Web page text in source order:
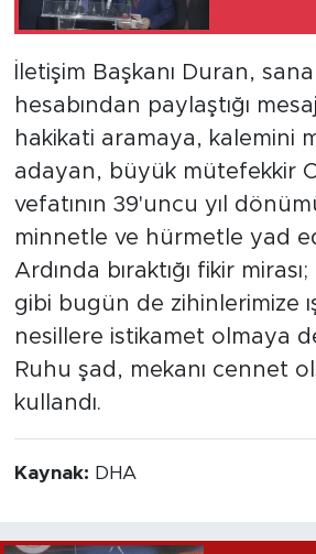
İletişim Başkanı Duran,
hesabından paylaştığı
hakikati aramaya, kalemini
adayan, büyük mütefekkir
vefatının 39'uncu yıl
minnetle ve hürmetle yad
Ardında bıraktığı fikir
gibi bugün de zihinlerimize
nesillere istikamet olmaya
Ruhu şad, mekanı cennet
kullandı.
Kaynak: DHA